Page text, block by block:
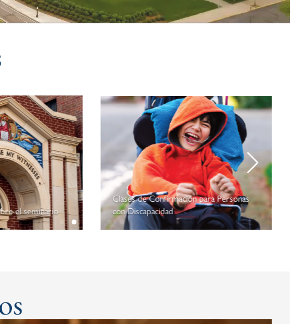
el seminario
Clases de Confirmación para Personas
con Discapacidad